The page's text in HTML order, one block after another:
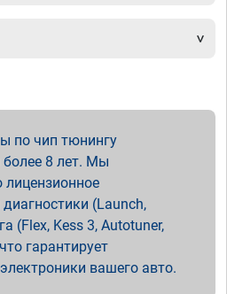
по чип тюнингу
8 лет. Мы
(Launch,
(Flex, Kess 3, Autotuner,
гарантирует
вашего авто.